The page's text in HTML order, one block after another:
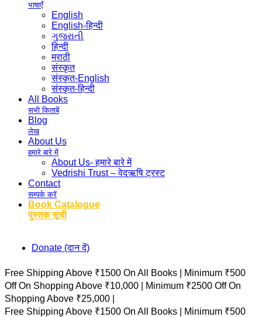
भाषाएँ
English
English-हिन्दी
ગુજરાતી
हिन्दी
मराठी
संस्कृत
संस्कृत-English
संस्कृत-हिन्दी
All Books
सभी किताबें
Blog
लेख
About Us
हमारे बारे में
About Us- हमारे बारे में
Vedrishi Trust – वेदऋषि ट्रस्ट
Contact
सम्पर्क करें
Book Catalogue
पुस्तक सूची
Donate (दान दें)
Free Shipping Above ₹1500 On All Books |
Minimum ₹500
Off On Shopping Above ₹10,000 |
Minimum ₹2500 Off On
Shopping Above ₹25,000 |
Free Shipping Above ₹1500 On All Books |
Minimum ₹500